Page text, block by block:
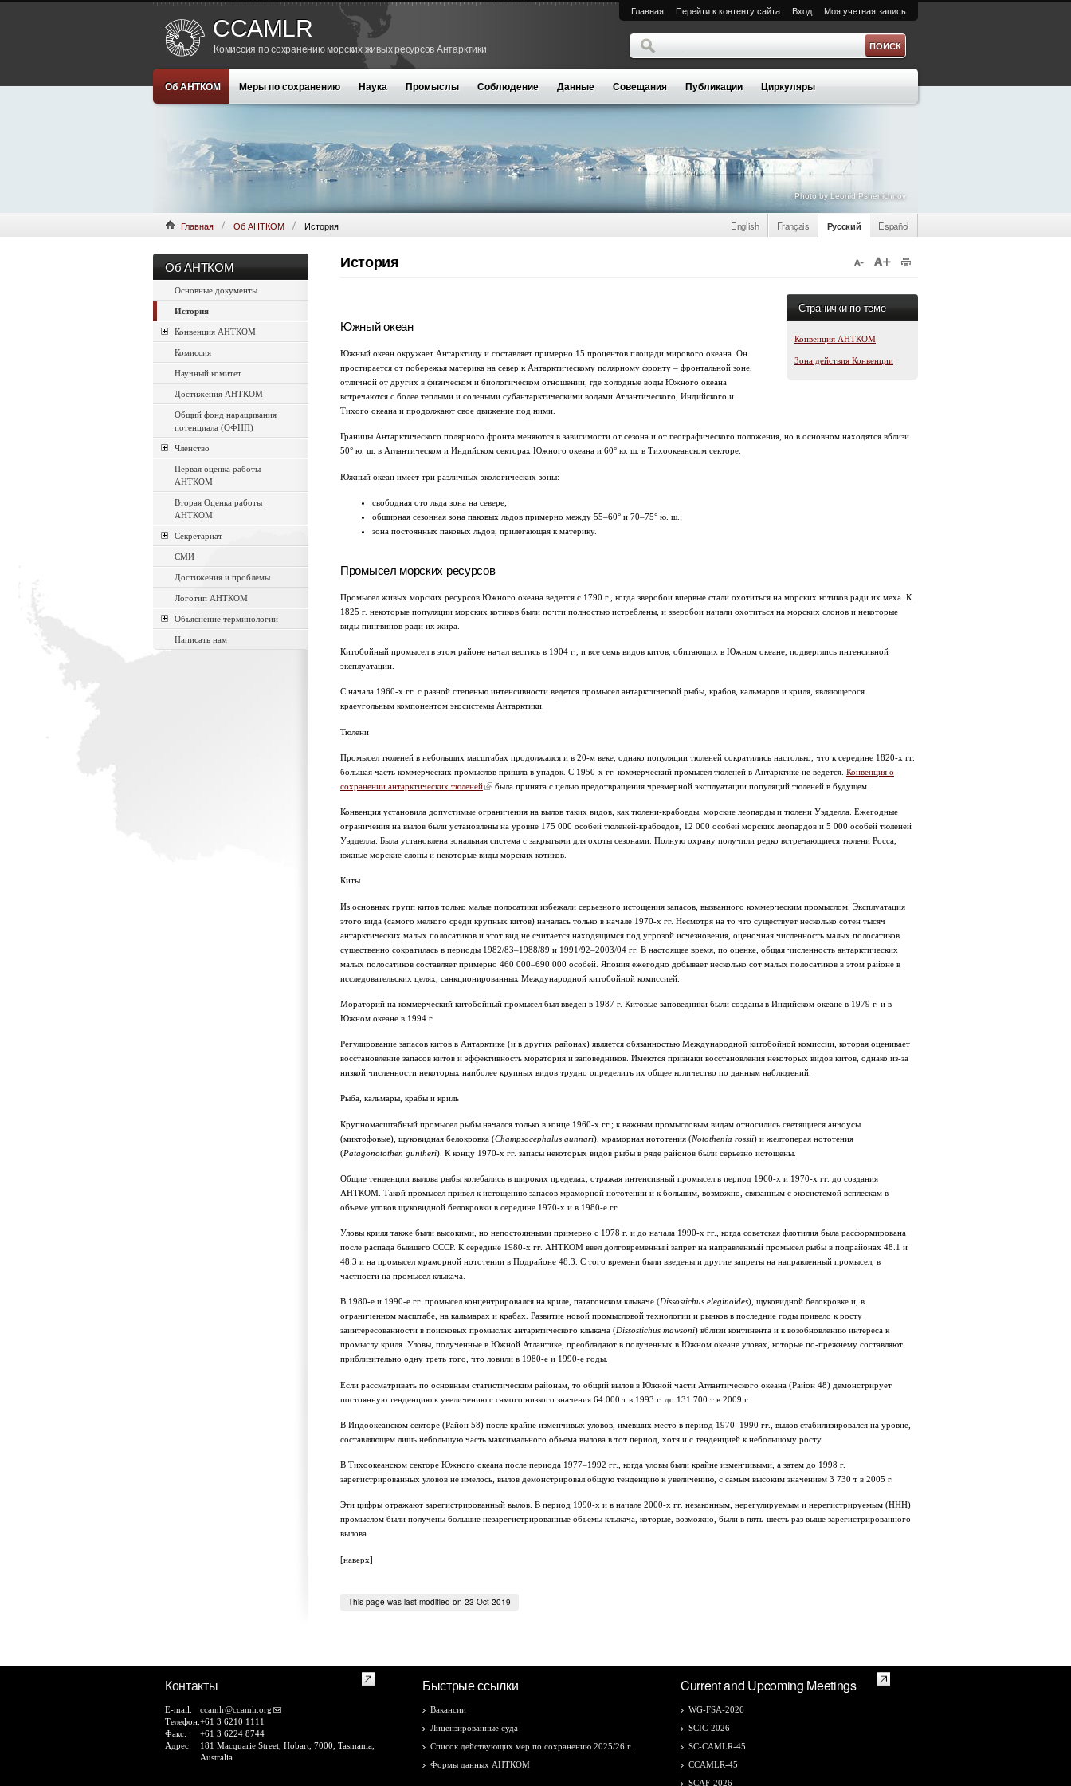
CCAMLR
Комиссия по сохранению морских живых ресурсов Антарктики
Главная Перейти к контенту сайта Вход Моя учетная запись
Форма поиска
Поиск
Об АНТКОМ Меры по сохранению Наука Промыслы Соблюдение Данные Совещания Публикации Циркуляры
Photo by Leonid Pshenichnov
English Français Русский Español
Главная Об АНТКОМ История
Об АНТКОМ
Основные документы
История
Конвенция АНТКОМ
Комиссия
Научный комитет
Достижения АНТКОМ
Общий фонд наращивания
потенциала (ОФНП)
Членство
Первая оценка работы
АНТКОМ
Вторая Оценка работы
АНТКОМ
Секретариат
СМИ
Достижения и проблемы
Логотип АНТКОМ
Объяснение терминологии
Написать нам
История
Странички по теме
Конвенция АНТКОМ
Зона действия Конвенции
Южный океан
Южный океан окружает Антарктиду и составляет примерно 15 процентов площади мирового океана. Он
простирается от побережья материка на север к Антарктическому полярному фронту – фронтальной зоне,
отличной от других в физическом и биологическом отношении, где холодные воды Южного океана
встречаются с более теплыми и солеными субантарктическими водами Атлантического, Индийского и
Тихого океана и продолжают свое движение под ними.
Границы Антарктического полярного фронта меняются в зависимости от сезона и от географического положения, но в основном находятся вблизи
50° ю. ш. в Атлантическом и Индийском секторах Южного океана и 60° ю. ш. в Тихоокеанском секторе.
Южный океан имеет три различных экологических зоны:
свободная ото льда зона на севере;
обширная сезонная зона паковых льдов примерно между 55–60° и 70–75° ю. ш.;
зона постоянных паковых льдов, прилегающая к материку.
Промысел морских ресурсов
Промысел живых морских ресурсов Южного океана ведется с 1790 г., когда зверобои впервые стали охотиться на морских котиков ради их меха. К
1825 г. некоторые популяции морских котиков были почти полностью истреблены, и зверобои начали охотиться на морских слонов и некоторые
виды пингвинов ради их жира.
Китобойный промысел в этом районе начал вестись в 1904 г., и все семь видов китов, обитающих в Южном океане, подверглись интенсивной
эксплуатации.
С начала 1960-х гг. с разной степенью интенсивности ведется промысел антарктической рыбы, крабов, кальмаров и криля, являющегося
краеугольным компонентом экосистемы Антарктики.
Тюлени
Промысел тюленей в небольших масштабах продолжался и в 20-м веке, однако популяции тюленей сократились настолько, что к середине 1820-х гг.
большая часть коммерческих промыслов пришла в упадок. С 1950-х гг. коммерческий промысел тюленей в Антарктике не ведется. Конвенция о
сохранении антарктических тюленей
была принята с целью предотвращения чрезмерной эксплуатации популяций тюленей в будущем.
Конвенция установила допустимые ограничения на вылов таких видов, как тюлени-крабоеды, морские леопарды и тюлени Уэдделла. Ежегодные
ограничения на вылов были установлены на уровне 175 000 особей тюленей-крабоедов, 12 000 особей морских леопардов и 5 000 особей тюленей
Уэдделла. Была установлена зональная система с закрытыми для охоты сезонами. Полную охрану получили редко встречающиеся тюлени Росса,
южные морские слоны и некоторые виды морских котиков.
Киты
Из основных групп китов только малые полосатики избежали серьезного истощения запасов, вызванного коммерческим промыслом. Эксплуатация
этого вида (самого мелкого среди крупных китов) началась только в начале 1970-х гг. Несмотря на то что существует несколько сотен тысяч
антарктических малых полосатиков и этот вид не считается находящимся под угрозой исчезновения, оценочная численность малых полосатиков
существенно сократилась в периоды 1982/83–1988/89 и 1991/92–2003/04 гг. В настоящее время, по оценке, общая численность антарктических
малых полосатиков составляет примерно 460 000–690 000 особей. Япония ежегодно добывает несколько сот малых полосатиков в этом районе в
исследовательских целях, санкционированных Международной китобойной комиссией.
Мораторий на коммерческий китобойный промысел был введен в 1987 г. Китовые заповедники были созданы в Индийском океане в 1979 г. и в
Южном океане в 1994 г.
Регулирование запасов китов в Антарктике (и в других районах) является обязанностью Международной китобойной комиссии, которая оценивает
восстановление запасов китов и эффективность моратория и заповедников. Имеются признаки восстановления некоторых видов китов, однако из-за
низкой численности некоторых наиболее крупных видов трудно определить их общее количество по данным наблюдений.
Рыба, кальмары, крабы и криль
Крупномасштабный промысел рыбы начался только в конце 1960-х гг.; к важным промысловым видам относились светящиеся анчоусы
(миктофовые), щуковидная белокровка (Champsocephalus gunnari), мраморная нототения (Notothenia rossii) и желтоперая нототения
(Patagonotothen guntheri). К концу 1970-х гг. запасы некоторых видов рыбы в ряде районов были серьезно истощены.
Общие тенденции вылова рыбы колебались в широких пределах, отражая интенсивный промысел в период 1960-х и 1970-х гг. до создания
АНТКОМ. Такой промысел привел к истощению запасов мраморной нототении и к большим, возможно, связанным с экосистемой всплескам в
объеме уловов щуковидной белокровки в середине 1970-х и в 1980-е гг.
Уловы криля также были высокими, но непостоянными примерно с 1978 г. и до начала 1990-х гг., когда советская флотилия была расформирована
после распада бывшего СССР. К середине 1980-х гг. АНТКОМ ввел долговременный запрет на направленный промысел рыбы в подрайонах 48.1 и
48.3 и на промысел мраморной нототении в Подрайоне 48.3. С того времени были введены и другие запреты на направленный промысел, в
частности на промысел клыкача.
В 1980-е и 1990-е гг. промысел концентрировался на криле, патагонском клыкаче (Dissostichus eleginoides), щуковидной белокровке и, в
ограниченном масштабе, на кальмарах и крабах. Развитие новой промысловой технологии и рынков в последние годы привело к росту
заинтересованности в поисковых промыслах антарктического клыкача (Dissostichus mawsoni) вблизи континента и к возобновлению интереса к
промыслу криля. Уловы, полученные в Южной Атлантике, преобладают в полученных в Южном океане уловах, которые по-прежнему составляют
приблизительно одну треть того, что ловили в 1980-е и 1990-е годы.
Если рассматривать по основным статистическим районам, то общий вылов в Южной части Атлантического океана (Район 48) демонстрирует
постоянную тенденцию к увеличению с самого низкого значения 64 000 т в 1993 г. до 131 700 т в 2009 г.
В Индоокеанском секторе (Район 58) после крайне изменчивых уловов, имевших место в период 1970–1990 гг., вылов стабилизировался на уровне,
составляющем лишь небольшую часть максимального объема вылова в тот период, хотя и с тенденцией к небольшому росту.
В Тихоокеанском секторе Южного океана после периода 1977–1992 гг., когда уловы были крайне изменчивыми, а затем до 1998 г.
зарегистрированных уловов не имелось, вылов демонстрировал общую тенденцию к увеличению, с самым высоким значением 3 730 т в 2005 г.
Эти цифры отражают зарегистрированный вылов. В период 1990-х и в начале 2000-х гг. незаконным, нерегулируемым и нерегистрируемым (ННН)
промыслом были получены большие незарегистрированные объемы клыкача, которые, возможно, были в пять-шесть раз выше зарегистрированного
вылова.
[наверх]
This page was last modified on 23 Oct 2019
Контакты
E-mail:
ccamlr@ccamlr.org
Телефон:+61 3 6210 1111
Факс:
+61 3 6224 8744
Адрес:
181 Macquarie Street, Hobart, 7000, Tasmania,
Australia
Быстрые ссылки
Вакансии
Лицензированные суда
Список действующих мер по сохранению 2025/26 г.
Формы данных АНТКОМ
Current and Upcoming Meetings
WG-FSA-2026
SCIC-2026
SC-CAMLR-45
CCAMLR-45
SCAF-2026